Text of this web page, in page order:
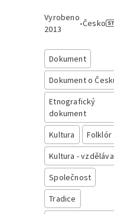
Vyrobeno
2013
•Česko
Dokument
Dokument o
Etnografický
dokument
Kultura
Folklór
Kultura -
Společnost
Tradice